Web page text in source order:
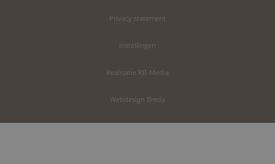
Privacy statement
Instellingen
Realisatie RB-Media
Webdesign Breda